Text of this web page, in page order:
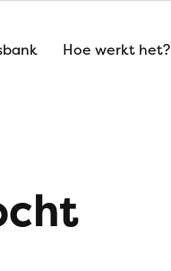
Hoe werkt het?